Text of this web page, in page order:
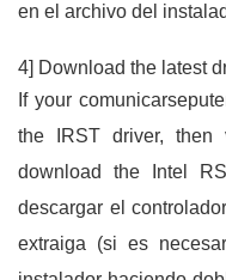
en el archivo del
4] Download the latest
If your
the IRST driver, then
download the Intel
descargar el
extraiga (si es